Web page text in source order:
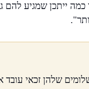
כמה ייתכן שמגיע
שלהן זכאי